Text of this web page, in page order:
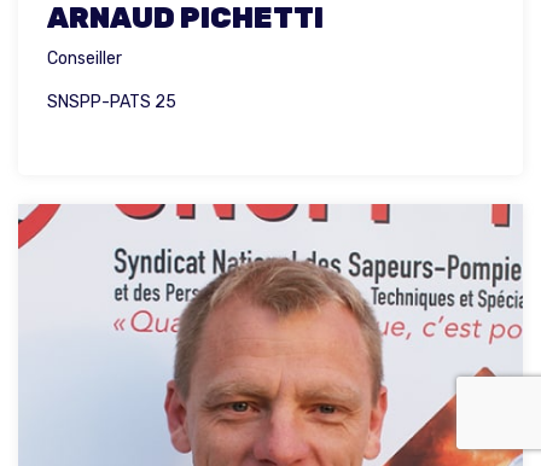
ARNAUD PICHETTI
Conseiller
SNSPP-PATS 25